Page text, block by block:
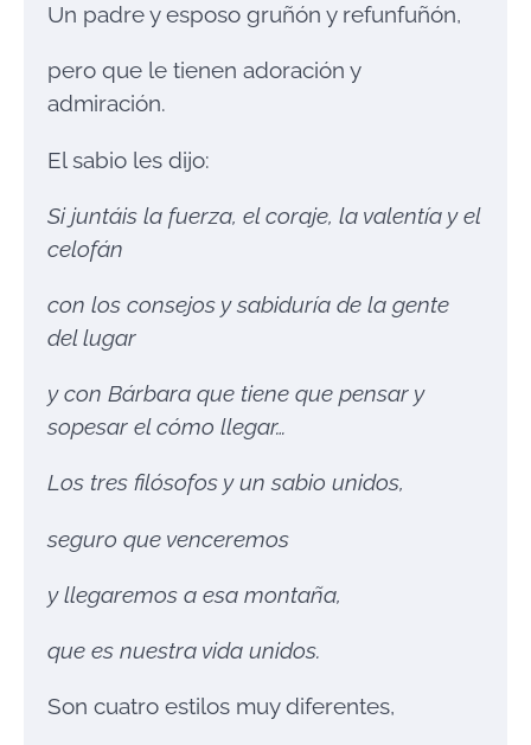
Un padre y esposo gruñón y refunfuñón,
pero que le tienen adoración y
admiración.
El sabio les dijo:
Si juntáis la fuerza, el coraje, la valentía y el
celofán
con los consejos y sabiduría de la gente
del lugar
y con Bárbara que tiene que pensar y
sopesar el cómo llegar…
Los tres filósofos y un sabio unidos,
seguro que venceremos
y llegaremos a esa montaña,
que es nuestra vida unidos.
Son cuatro estilos muy diferentes,